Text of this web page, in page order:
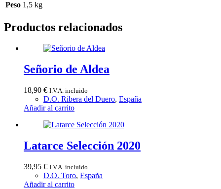
Peso 1,5 kg
Productos relacionados
Señorio de Aldea
18,90 € I.V.A. incluido
D.O. Ribera del Duero, España
Añadir al carrito
Latarce Selección 2020
39,95 € I.V.A. incluido
D.O. Toro, España
Añadir al carrito